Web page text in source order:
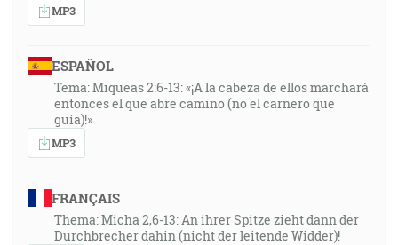
MP3
ESPAÑOL
Tema: Miqueas 2:6-13: «¡A la cabeza de ellos marchará
entonces el que abre camino (no el carnero que
guía)!»
MP3
FRANÇAIS
Thema: Micha 2,6-13: An ihrer Spitze zieht dann der
Durchbrecher dahin (nicht der leitende Widder)!